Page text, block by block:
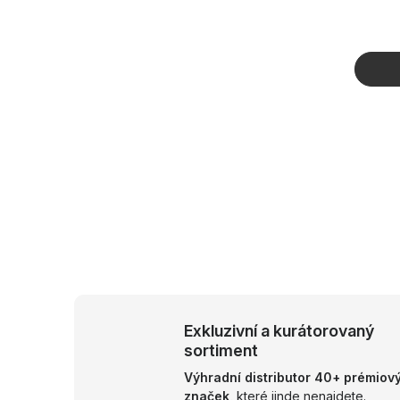
ů
a
í
Exkluzivní a kurátorovaný
sortiment
Výhradní distributor 40+
značek, které jinde nenajdete.